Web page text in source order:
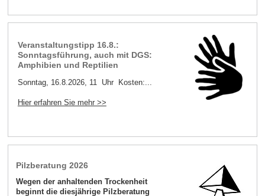
Veranstaltungstipp 16.8.:
Sonntagsführung, auch mit DGS:
Amphibien und Reptilien
Sonntag, 16.8.2026, 11 Uhr Kosten:...
Hier erfahren Sie mehr >>
Pilzberatung 2026
Wegen der anhaltenden Trockenheit
beginnt die diesjährige Pilzberatung